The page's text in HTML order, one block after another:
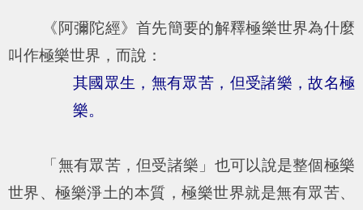
《阿彌陀經》首先簡要的解釋極樂世界為什麼
叫作極樂世界，而說：
其國眾生，無有眾苦，但受諸樂，故名極
樂。
「無有眾苦，但受諸樂」也可以說是整個極樂
世界、極樂淨土的本質，極樂世界就是無有眾苦、